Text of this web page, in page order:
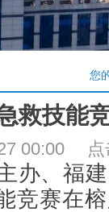
您
救技能
00:00 点
办、福
竞赛在